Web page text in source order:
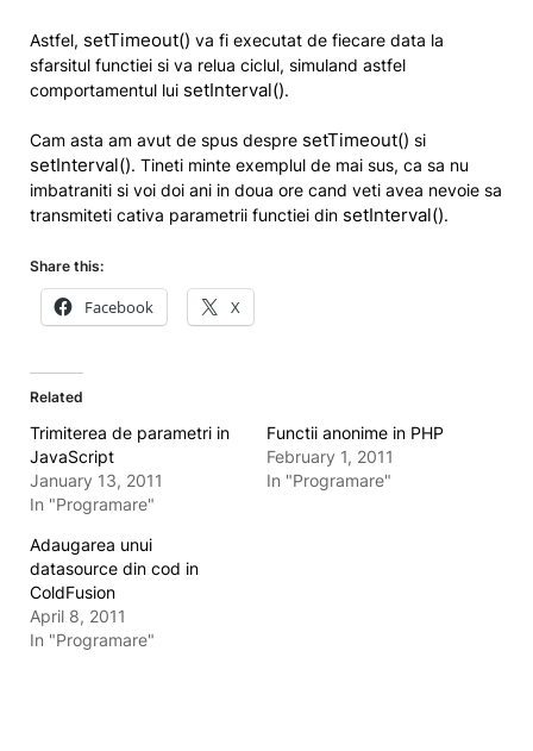
Astfel, setTimeout() va fi executat de fiecare data la
sfarsitul functiei si va relua ciclul, simuland astfel
comportamentul lui setInterval().
Cam asta am avut de spus despre setTimeout() si
setInterval(). Tineti minte exemplul de mai sus, ca sa nu
imbatraniti si voi doi ani in doua ore cand veti avea nevoie sa
transmiteti cativa parametrii functiei din setInterval().
Share this:
Facebook X
Related
Trimiterea de parametri in
JavaScript
January 13, 2011
In "Programare"
Functii anonime in PHP
February 1, 2011
In "Programare"
Adaugarea unui
datasource din cod in
ColdFusion
April 8, 2011
In "Programare"